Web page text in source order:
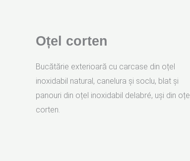
Oțel corten
Bucătărie exterioară cu carcase din oțel
inoxidabil natural, canelura și soclu, blat și
panouri din oțel inoxidabil delabré, uși din oțel
corten.